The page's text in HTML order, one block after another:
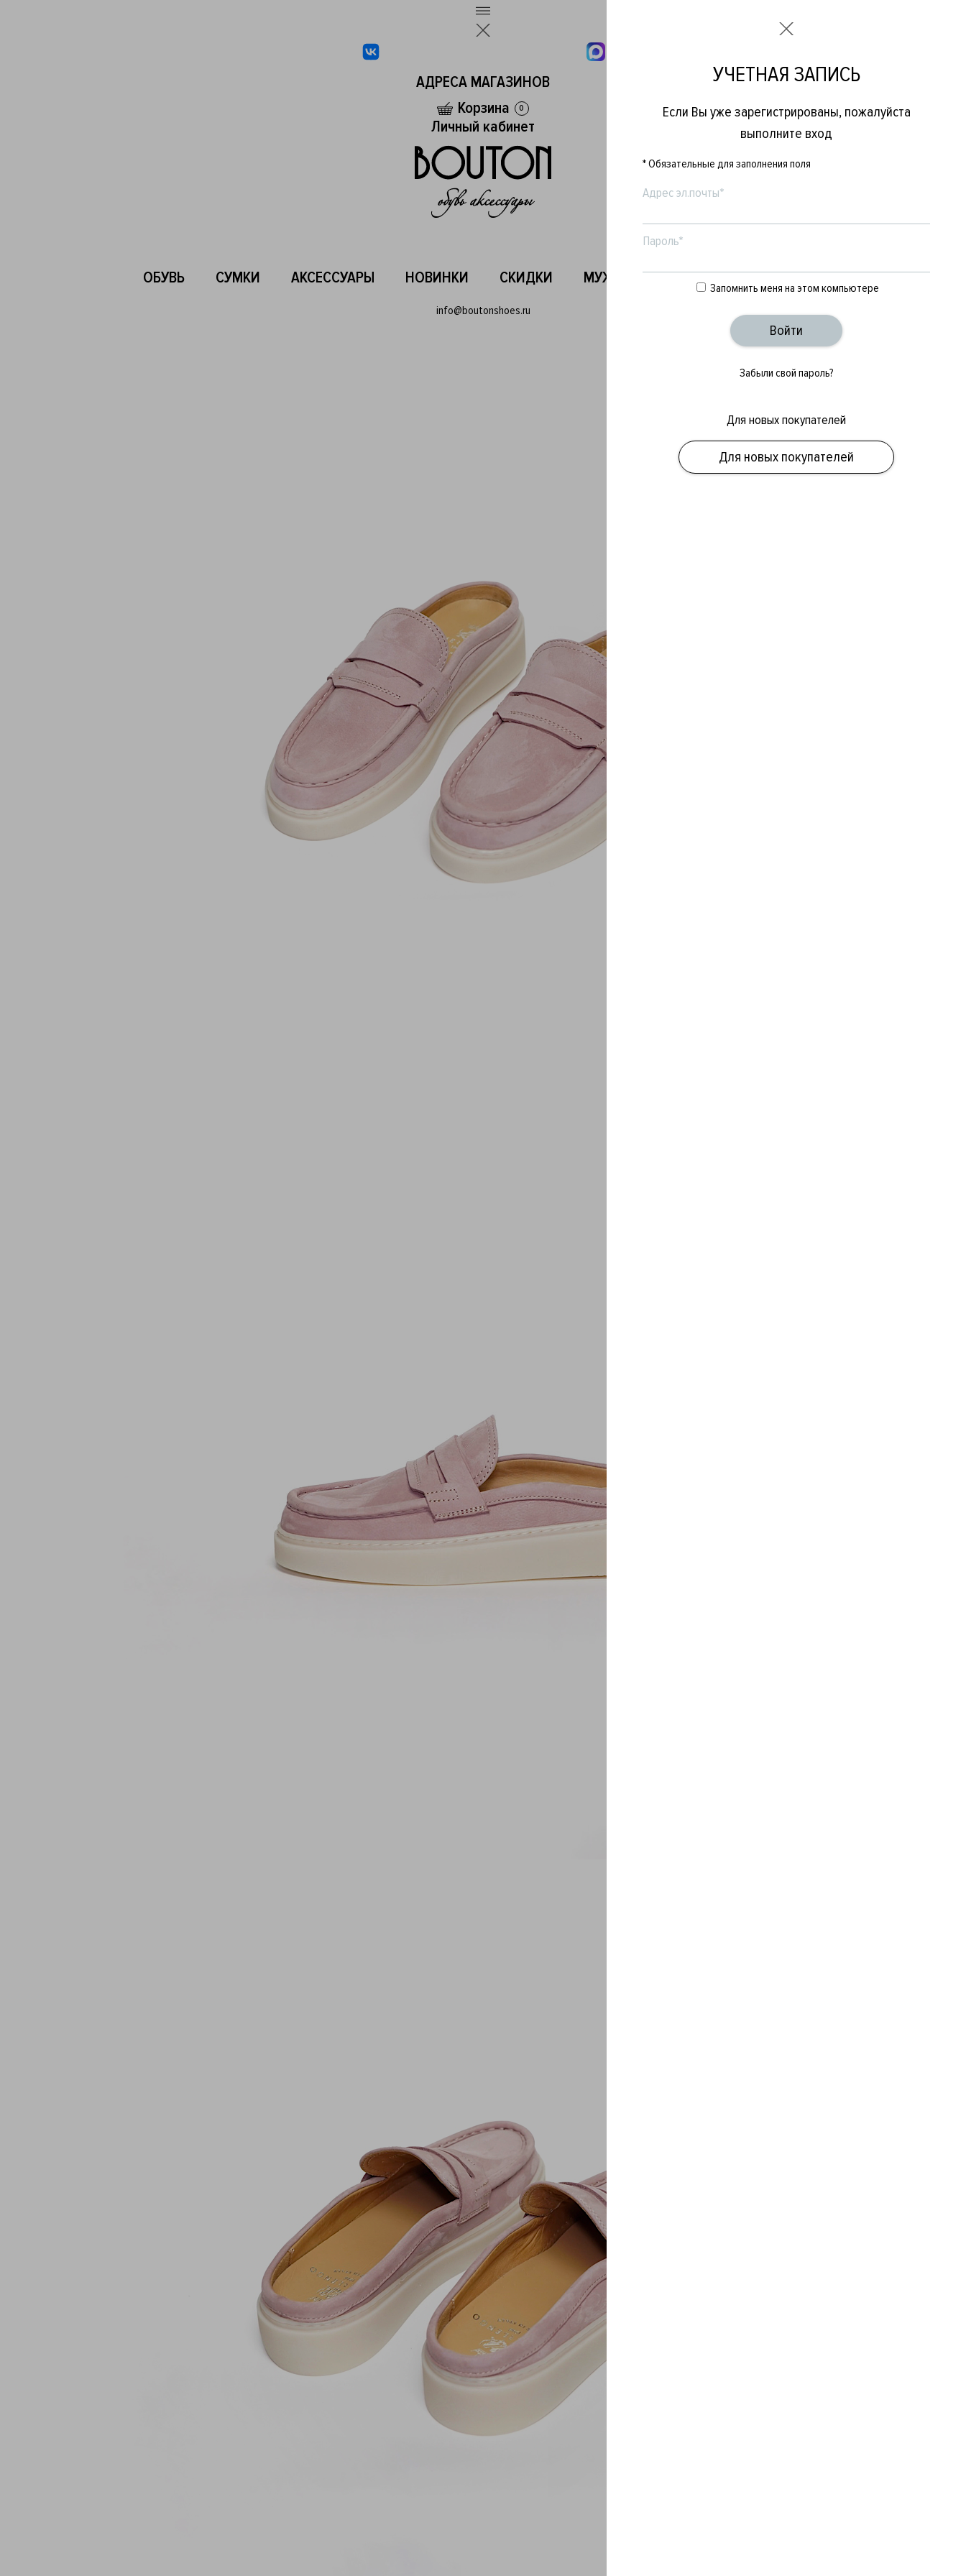
АДРЕСА МАГАЗИНОВ
Корзина
0
Личный кабинет
ОБУВЬ СУМКИ АКСЕССУАРЫ НОВИНКИ СКИДКИ МУЖСКОЕ ЖЕНСКОЕ БРЕНДЫ
info@boutonshoes.ru
УЧЕТНАЯ ЗАПИСЬ
Если Вы уже зарегистрированы, пожалуйста
выполните вход
* Обязательные для заполнения поля
Адрес эл.почты*
Пароль*
Запомнить меня на этом компьютере
Забыли свой пароль?
Для новых покупателей
Для новых покупателей